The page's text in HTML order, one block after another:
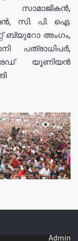
സാമാജികൻ,
സി. പി. ഐ.
ബ്യുറോ അംഗം,
പത്രാധിപർ,
യൂണിയൻ
Admin